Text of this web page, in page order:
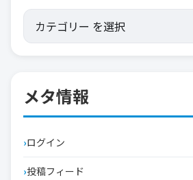
メタ情報
ログイン
投稿フィード